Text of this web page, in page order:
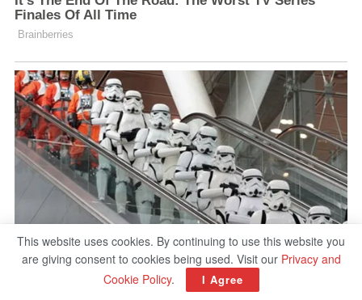
This website uses cookies. By continuing to use this website you
are giving consent to cookies being used. Visit our Privacy and
Cookie Policy. I Agree